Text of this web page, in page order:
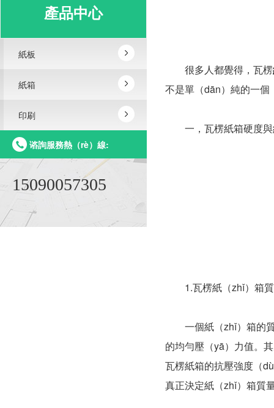
產品中心
紙板
紙箱
印刷
谘詢服務熱（rè）線:
15090057305
很多人都覺得，瓦楞
不是單（dān）純的一
一，瓦楞紙箱硬度與
1.瓦楞紙（zhǐ）箱質
一個紙（zhǐ）箱的質
的均勻壓（yā）力值。
瓦楞紙箱的抗壓強度（
真正決定紙（zhǐ）箱質